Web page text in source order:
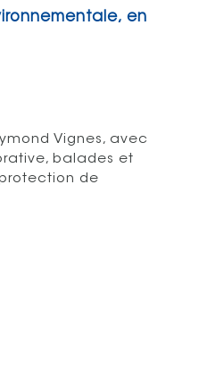
en
Vignes, avec
balades et
de